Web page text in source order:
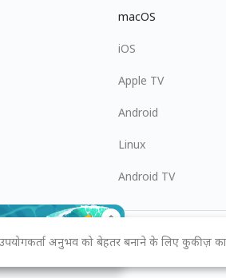
macOS
iOS
Apple TV
Android
Linux
Android TV
©
अनुभव को बेहतर बनाने के लिए कुकीज़